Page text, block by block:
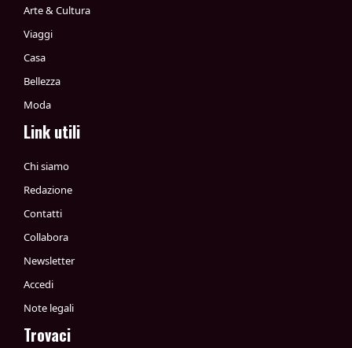
Arte & Cultura
Viaggi
Casa
Bellezza
Moda
Link utili
Chi siamo
Redazione
Contatti
Collabora
Newsletter
Accedi
Note legali
Trovaci